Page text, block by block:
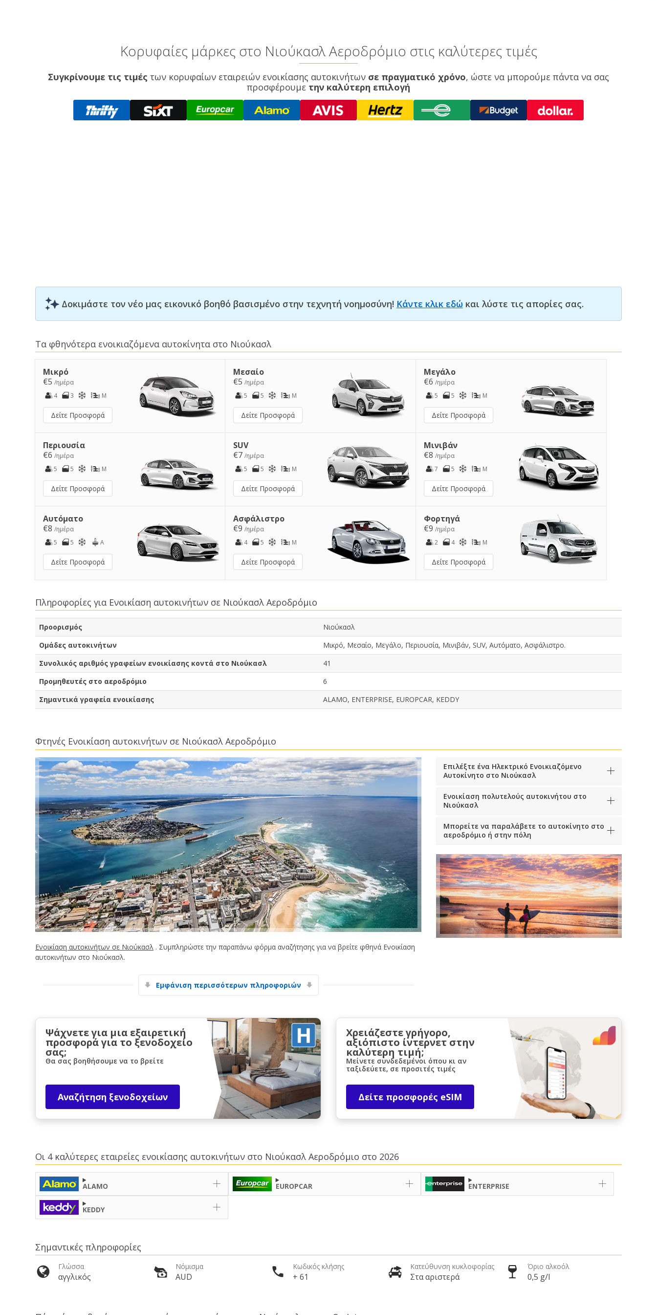
Αποκτήστε πρόσβαση σε αποκλειστικές
προσφορές συνεργατών
Σύνδεση με eLink
Κορυφαίες μάρκες στο Νιούκασλ Αεροδρόμιο στις καλύτερες τιμές
Συγκρίνουμε τις τιμές των κορυφαίων εταιρειών ενοικίασης αυτοκινήτων σε πραγματικό χρόνο, ώστε να μπορούμε πάντα να σας
προσφέρουμε την καλύτερη επιλογή
Δοκιμάστε τον νέο μας εικονικό βοηθό βασισμένο στην τεχνητή νοημοσύνη! Κάντε κλικ εδώ και λύστε τις απορίες σας.
Τα φθηνότερα ενοικιαζόμενα αυτοκίνητα στο Νιούκασλ
Μικρό
€5 /ημέρα
4
3 M
Δείτε Προσφορά
Μεσαίο
€5/ημέρα
5
5 M
Δείτε Προσφορά
Μεγάλο
€6 /ημέρα
5
5 M
Δείτε Προσφορά
Περιουσία
€6 /ημέρα
5
5 M
Δείτε Προσφορά
SUV
€7/ημέρα
5
5 M
Δείτε Προσφορά
Μινιβάν
€8 /ημέρα
7
5 M
Δείτε Προσφορά
Αυτόματο
€8 /ημέρα
5
5 A
Δείτε Προσφορά
Ασφάλιστρο
€9/ημέρα
4
5 M
Δείτε Προσφορά
Φορτηγά
€9 /ημέρα
2
4 M
Δείτε Προσφορά
Πληροφορίες για Ενοικίαση αυτοκινήτων σε Νιούκασλ Αεροδρόμιο
Προορισμός
Νιούκασλ
Ομάδες αυτοκινήτων
Μικρό, Μεσαίο, Μεγάλο, Περιουσία, Μινιβάν, SUV, Αυτόματο, Ασφάλιστρο.
Συνολικός αριθμός γραφείων ενοικίασης κοντά στο Νιούκασλ
41
Προμηθευτές στο αεροδρόμιο
6
Σημαντικά γραφεία ενοικίασης
ALAMO, ENTERPRISE, EUROPCAR, KEDDY
Φτηνές Ενοικίαση αυτοκινήτων σε Νιούκασλ Αεροδρόμιο
Ενοικίαση αυτοκινήτων σε Νιούκασλ . Συμπληρώστε την παραπάνω φόρμα αναζήτησης για να βρείτε φθηνά Ενοικίαση
αυτοκινήτων στο Νιούκασλ.
Εμφάνιση περισσότερων πληροφοριών
Επιλέξτε ένα Ηλεκτρικό Ενοικιαζόμενο
Αυτοκίνητο στο Νιούκασλ
Ενοικίαση πολυτελούς αυτοκινήτου στο
Νιούκασλ
Μπορείτε να παραλάβετε το αυτοκίνητο στο
αεροδρόμιο ή στην πόλη
Ψάχνετε για μια εξαιρετική
προσφορά για το ξενοδοχείο
σας;
Θα σας βοηθήσουμε να το βρείτε
Αναζήτηση ξενοδοχείων
Χρειάζεστε γρήγορο,
αξιόπιστο ίντερνετ στην
καλύτερη τιμή;
Μείνετε συνδεδεμένοι όπου κι αν
ταξιδεύετε, σε προσιτές τιμές
Δείτε προσφορές eSIM
Οι 4 καλύτερες εταιρείες ενοικίασης αυτοκινήτων στο Νιούκασλ Αεροδρόμιο στο 2026
ALAMO EUROPCAR ENTERPRISE
KEDDY
Σημαντικές πληροφορίες
Γλώσσα
αγγλικός
Νόμισμα
AUD
Κωδικός κλήσης
+ 61
Κατεύθυνση κυκλοφορίας
Στα αριστερά
Όριο αλκοόλ
0,5 g/l